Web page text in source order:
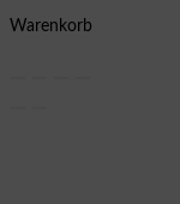
Warenkorb